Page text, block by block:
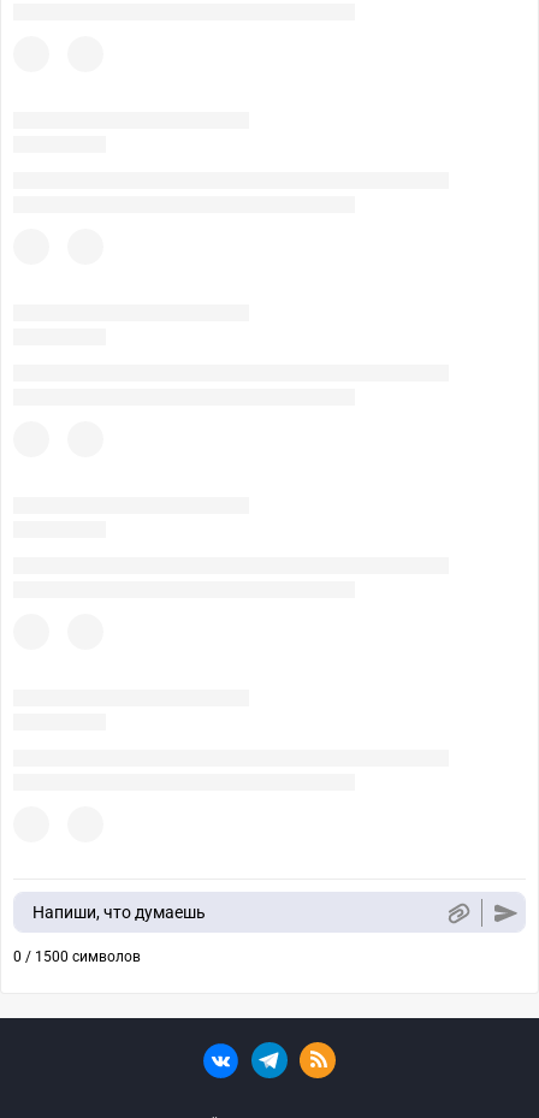
Напиши, что думаешь
0 / 1500 символов